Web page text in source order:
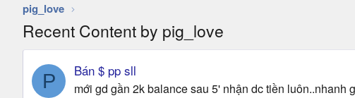
pig_love
Recent Content by pig_love
P Bán $ pp sll
mới gd gần 2k balance sau 5' nhận dc tiền luôn..nhanh